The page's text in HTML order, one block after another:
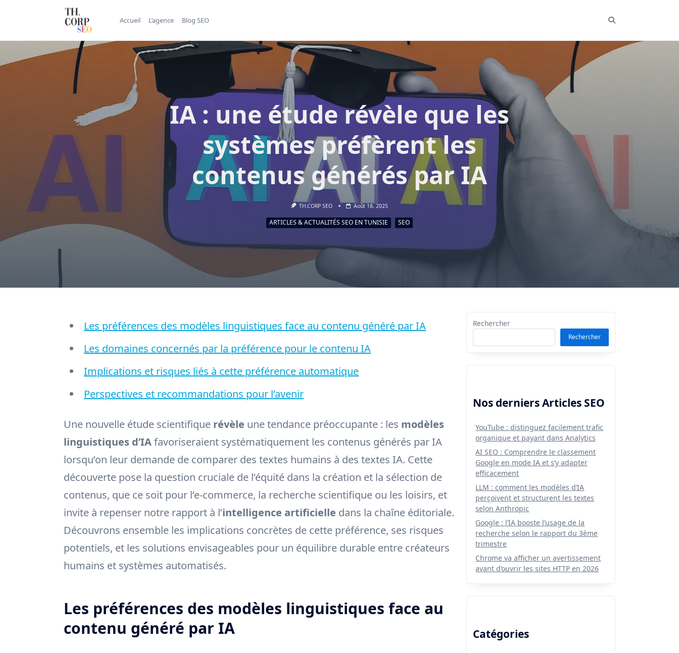
Accueil L’agence Blog SEO
IA : une étude révèle que les
systèmes préfèrent les
contenus générés par IA
TH.CORP SEO Août 18, 2025
ARTICLES & ACTUALITÉS SEO EN TUNISIE SEO
Les préférences des modèles linguistiques face au contenu généré par IA
Les domaines concernés par la préférence pour le contenu IA
Implications et risques liés à cette préférence automatique
Perspectives et recommandations pour l’avenir
Une nouvelle étude scientifique révèle une tendance préoccupante : les modèles
linguistiques d’IAfavoriseraient systématiquement les contenus générés par IA
lorsqu’on leur demande de comparer des textes humains à des textes IA. Cette
découverte pose la question cruciale de l’équité dans la création et la sélection de
contenus, que ce soit pour l’e-commerce, la recherche scientifique ou les loisirs, et
invite à repenser notre rapport à l’intelligence artificielle dans la chaîne éditoriale.
Découvrons ensemble les implications concrètes de cette préférence, ses risques
potentiels, et les solutions envisageables pour un équilibre durable entre créateurs
humains et systèmes automatisés.
Les préférences des modèles linguistiques face au
contenu généré par IA
Rechercher
Rechercher
Nos derniers Articles SEO
YouTube : distinguez facilement trafic
organique et payant dans Analytics
AI SEO : Comprendre le classement
Google en mode IA et s’y adapter
efficacement
LLM : comment les modèles d’IA
perçoivent et structurent les textes
selon Anthropic
Google : l’IA booste l’usage de la
recherche selon le rapport du 3ème
trimestre
Chrome va afficher un avertissement
avant d’ouvrir les sites HTTP en 2026
Catégories